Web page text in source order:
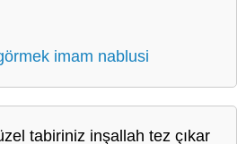
imam nablusi
tabiriniz inşallah tez çıkar